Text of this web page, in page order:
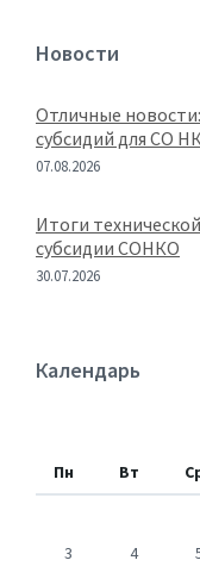
Новости
Отличные
субсидий для СО
07.08.2026
Итоги
субсидии СОНКО
30.07.2026
Календарь
Пн
Вт
3
4